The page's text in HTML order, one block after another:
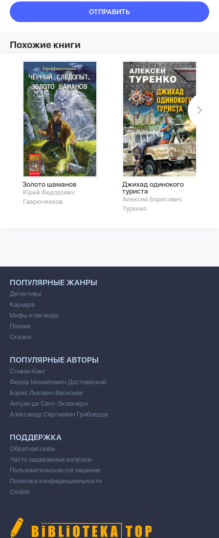
ОТПРАВИТЬ
Похожие книги
Золото шаманов
Юрий Федорович
Гаврюченков
Джихад одинокого
туриста
Алексей Борисович
Туренко
ПОПУЛЯРНЫЕ ЖАНРЫ
Детективы
Карьера
Мифы и легенды
Поэзия
Сказки
ПОПУЛЯРНЫЕ АВТОРЫ
Стивен Кинг
Федор Михайлович Достоевский
Борис Львович Васильев
Антуан де Сент-Экзюпери
Александр Сергеевич Грибоедов
ПОДДЕРЖКА
Обратная связь
Часто задаваемые вопросы
Пользовательское соглашение
Политика конфиденциальности
Cookie